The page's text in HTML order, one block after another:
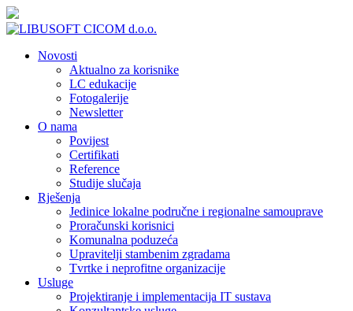
Novosti
Aktualno za korisnike
LC edukacije
Fotogalerije
Newsletter
O nama
Povijest
Certifikati
Reference
Studije slučaja
Rješenja
Jedinice lokalne područne i regionalne samouprave
Proračunski korisnici
Komunalna poduzeća
Upravitelji stambenim zgradama
Tvrtke i neprofitne organizacije
Usluge
Projektiranje i implementacija IT sustava